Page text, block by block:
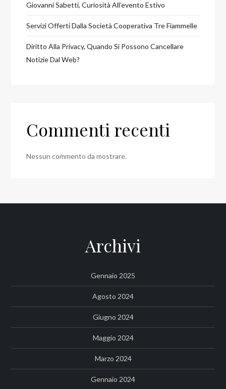
Giovanni Sabetti, Curiosità All’evento Estivo
Servizi Offerti Dalla Società Cooperativa Tre Fiammelle
Diritto Alla Privacy, Quando Si Possono Cancellare
Notizie Dal Web?
Commenti recenti
Nessun commento da mostrare.
Archivi
Gennaio 2025
Agosto 2024
Giugno 2024
Maggio 2024
Marzo 2024
Gennaio 2024